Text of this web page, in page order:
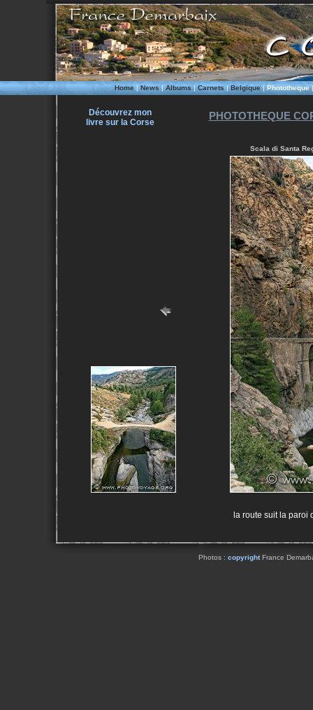
Home|News|Albums|Carnets|Belgique|Phototheque
Découvrez mon
livre sur la Corse
PHOTOTHEQUE
Scala di Santa
la route suit la paroi
Photos : copyrightFrance